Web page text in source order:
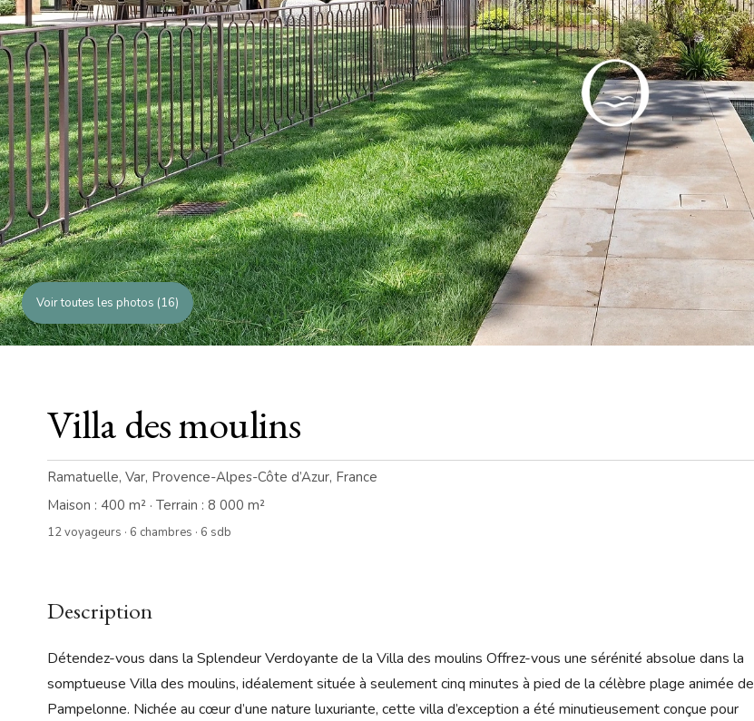
Voir toutes les photos (16)
Villa des moulins
Ramatuelle, Var, Provence-Alpes-Côte d’Azur, France
Maison : 400 m² · Terrain : 8 000 m²
12 voyageurs · 6 chambres · 6 sdb
Description
Détendez-vous dans la Splendeur Verdoyante de la Villa des moulins Offrez-vous une sérénité absolue dans la
somptueuse Villa des moulins, idéalement située à seulement cinq minutes à pied de la célèbre plage animée de
Pampelonne. Nichée au cœur d’une nature luxuriante, cette villa d’exception a été minutieusement conçue pour